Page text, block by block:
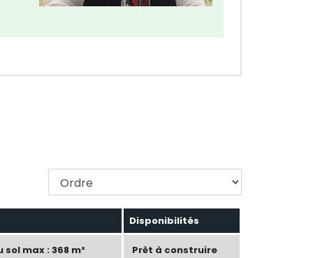
Changer l'ordre
Disponibilités
max : 368 m² Prêt à construire